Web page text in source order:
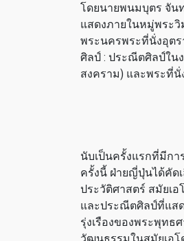
โดยนายพนมบุตร จัน
แสดงภายในหมู่พระ
พระนครพระที่นั่งอุต
ศิลป์ : ประณีตศิลป์ใน
สงคราม) และพระที่
นับเป็นครั้งแรกที่มีก
ครั้งนี้ ฝ่ายญี่ปุ่นได้คัด
ประวัติศาสตร์ สมัยเ
และประณีตศิลป์ที่แส
รุ่งเรืองของพระพุท